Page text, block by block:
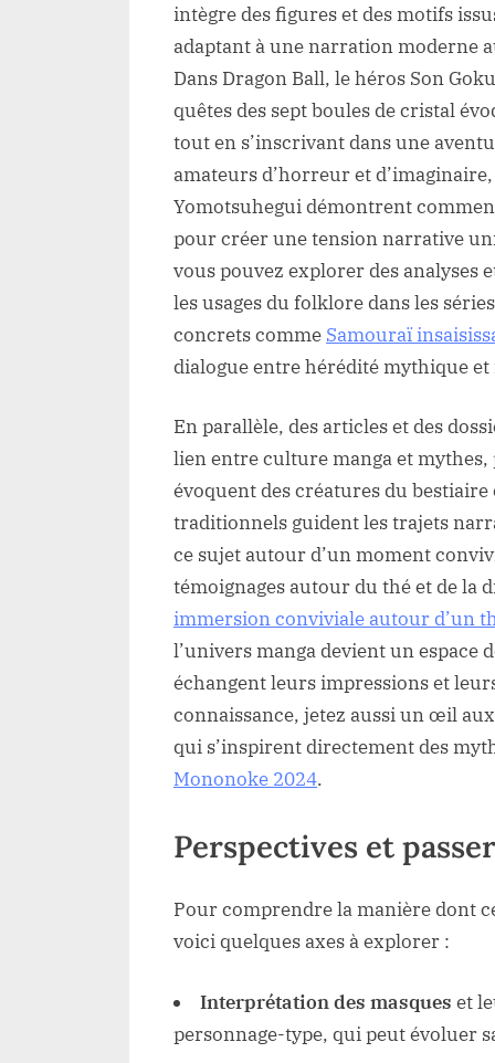
intègre des figures et des motifs
adaptant à une narration moderne
Dans Dragon Ball, le héros Son
quêtes des sept boules de cristal
tout en s’inscrivant dans une
amateurs d’horreur et
Yomotsuhegui démontrent
pour créer une tension narrative
vous pouvez explorer des analyses
les usages du folklore dans les
concrets comme Samouraï
dialogue entre hérédité mythique
En parallèle, des articles et des
lien entre culture manga et mythes,
évoquent des créatures du
traditionnels guident les trajets
ce sujet autour d’un moment
témoignages autour du thé et de la
immersion conviviale autour d’un
l’univers manga devient un espace
échangent leurs impressions et
connaissance, jetez aussi un œil
qui s’inspirent directement des
Mononoke 2024.
Perspectives et
Pour comprendre la manière dont
voici quelques axes à explorer :
Interprétation des masques et
personnage-type, qui peut évoluer